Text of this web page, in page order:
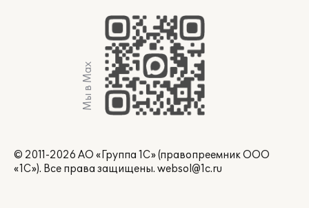
Мы в Max
© 2011-2026 АО «Группа 1С» (правопреемник ООО
«1С»). Все права защищены. websol@1c.ru